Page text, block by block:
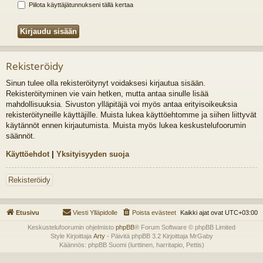
Piilota käyttäjätunnukseni tällä kertaa
Rekisteröidy
Sinun tulee olla rekisteröitynyt voidaksesi kirjautua sisään.
Rekisteröityminen vie vain hetken, mutta antaa sinulle lisää
mahdollisuuksia. Sivuston ylläpitäjä voi myös antaa erityisoikeuksia
rekisteröityneille käyttäjille. Muista lukea käyttöehtomme ja siihen liittyvät
käytännöt ennen kirjautumista. Muista myös lukea keskustelufoorumin
säännöt.
Käyttöehdot | Yksityisyyden suoja
Rekisteröidy
Etusivu Kaikki ajat ovat UTC+03:00
Poista evästeet
Viesti Ylläpidolle
Keskustelufoorumin ohjelmisto phpBB® Forum Software © phpBB Limited
Style Kirjoittaja Arty- Päivitä phpBB 3.2 Kirjoittaja MrGaby
Käännös: phpBB Suomi (lurttinen, harritapio, Pettis)